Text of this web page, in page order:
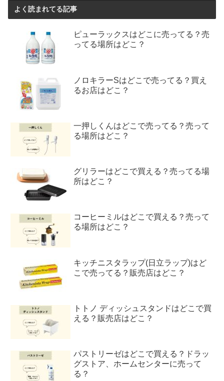
よく読まれてる記事
ピューラックスはどこに売ってる？売
ってる場所はどこ？
ノロキラーSはどこで売ってる？買え
るお店はどこ？
一押しくんはどこで売ってる？売って
る場所はどこ？
グリラーはどこで買える？売ってる場
所はどこ？
コーヒーミルはどこで買える？売って
る場所はどこ？
キッチニスタラップ(日立ラップ)はど
こで売ってる？販売店はどこ？
トトノ ディッシュスタンドはどこで買
える？販売店はどこ？
パストリーゼはどこで買える？ドラッ
グストア、ホームセンターに売って
る？